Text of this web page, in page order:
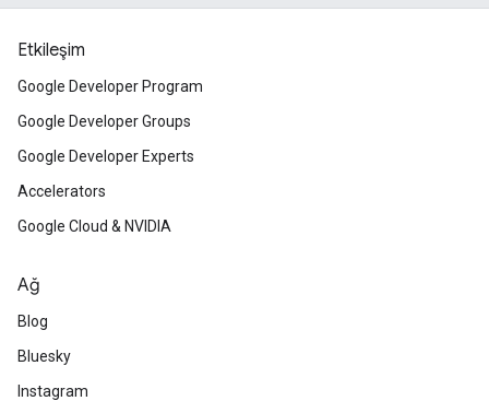
Etkileşim
Google Developer Program
Google Developer Groups
Google Developer Experts
Accelerators
Google Cloud & NVIDIA
Ağ
Blog
Bluesky
Instagram